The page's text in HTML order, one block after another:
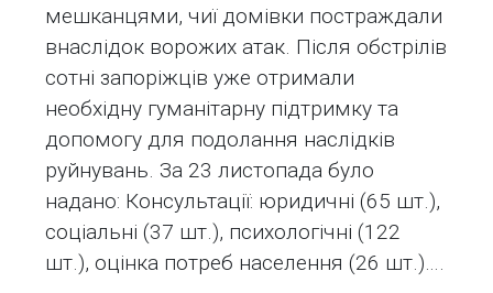
мешканцями, чиї домівки постраждали
внаслідок ворожих атак. Після обстрілів
сотні запоріжців уже отримали
необхідну гуманітарну підтримку та
допомогу для подолання наслідків
руйнувань. За 23 листопада було
надано: Консультації: юридичні (65 шт.),
соціальні (37 шт.), психологічні (122
шт.), оцінка потреб населення (26 шт.)….